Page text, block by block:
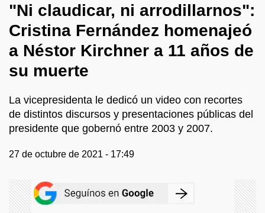
"Ni claudicar, ni arrodillarnos":
Cristina Fernández homenajeó
a Néstor Kirchner a 11 años de
su muerte
La vicepresidenta le dedicó un video con recortes
de distintos discursos y presentaciones públicas del
presidente que gobernó entre 2003 y 2007.
27 de octubre de 2021 - 17:49